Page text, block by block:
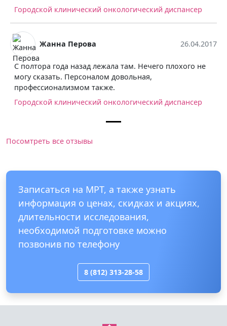
Городской клинический онкологический диспансер
Жанна Перова 26.04.2017
С полтора года назад лежала там. Нечего плохого не
могу сказать. Персоналом довольная,
профессионализмом также.
Городской клинический онкологический диспансер
Посомтреть все отзывы
Записаться на МРТ, а также узнать
информация о ценах, скидках и акциях,
длительности исследования,
необходимой подготовке можно
позвонив по телефону
8 (812) 313-28-58